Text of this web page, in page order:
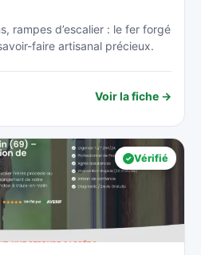
rampes d’escalier : le fer forgé
faire artisanal précieux.
Voir la fiche →
Vérifié